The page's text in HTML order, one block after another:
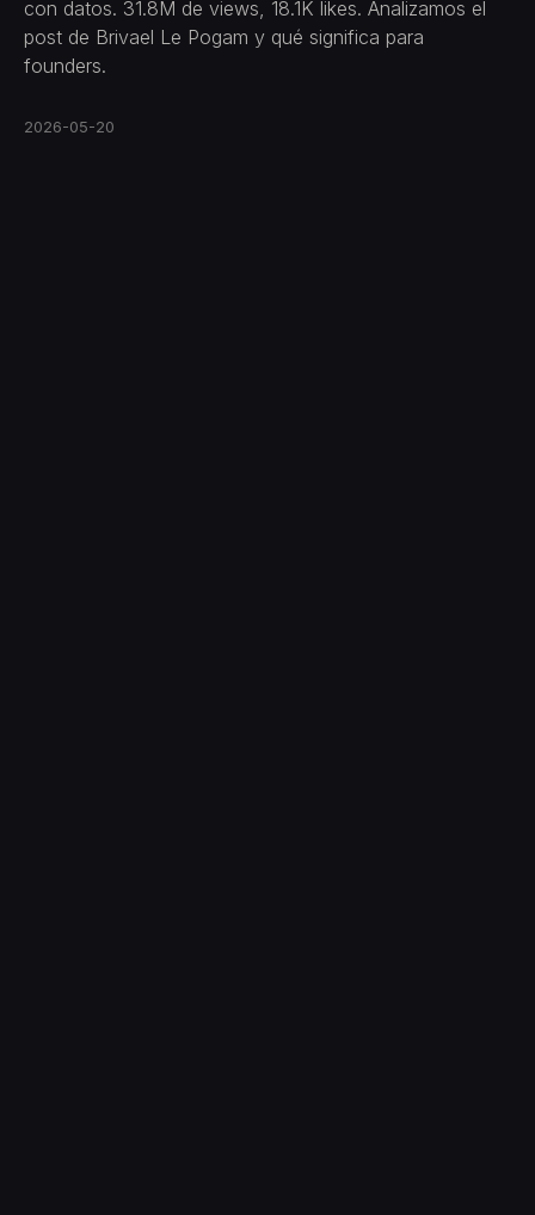
con datos. 31.8M de views, 18.1K likes. Analizamos el
post de Brivael Le Pogam y qué significa para
founders.
2026-05-20